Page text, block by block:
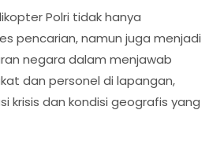
Polri tidak hanya
pencarian, namun juga menjadi
negara dalam menjawab
dan personel di lapangan,
krisis dan kondisi geografis yang